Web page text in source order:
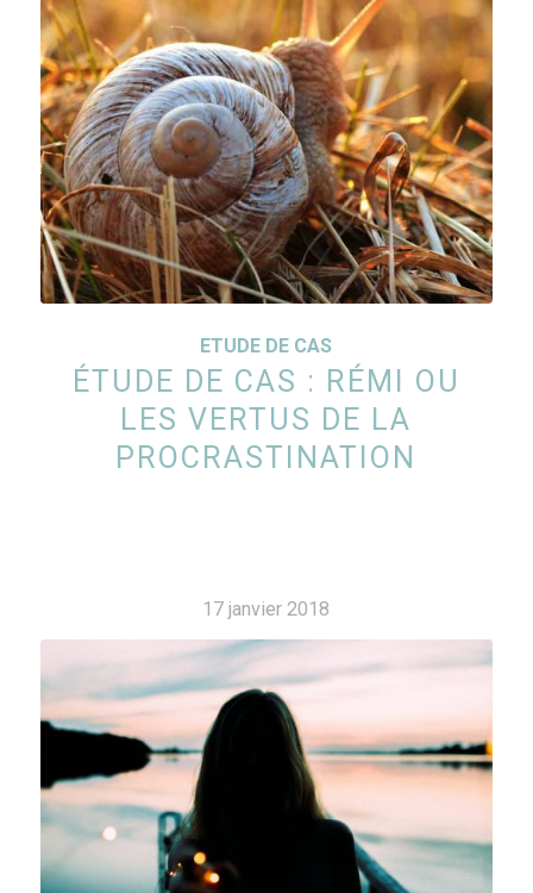
ETUDE DE CAS
ÉTUDE DE CAS : RÉMI OU
LES VERTUS DE LA
PROCRASTINATION
17 janvier 2018